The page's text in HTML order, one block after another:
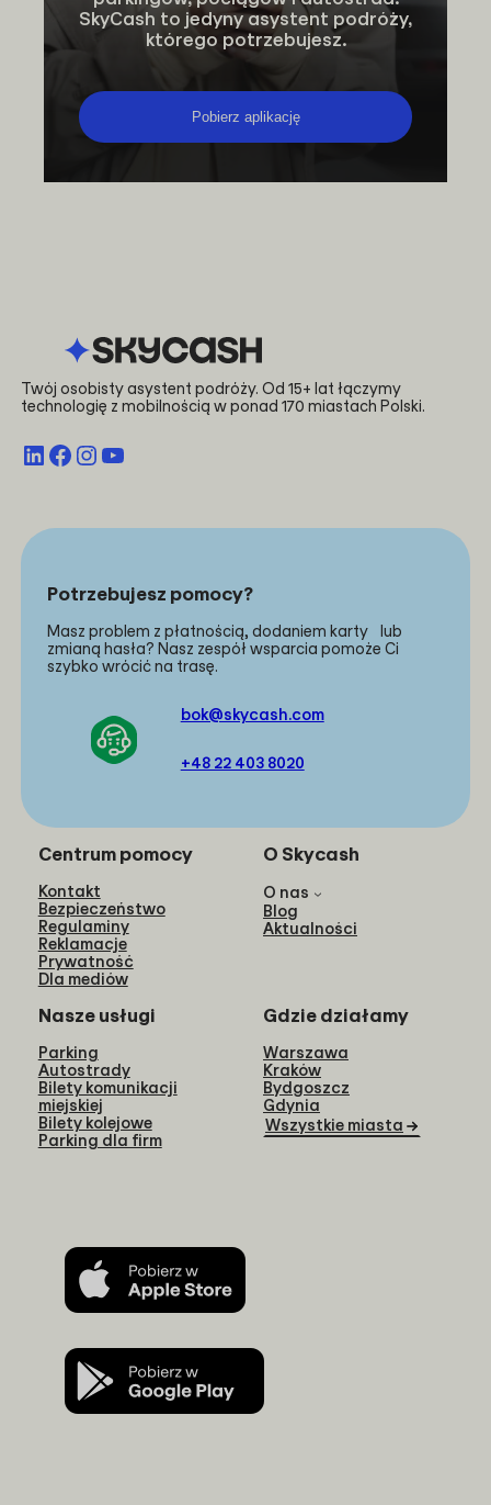
SkyCash to jedyny asystent podróży,
którego potrzebujesz.
Pobierz aplikację
Twój osobisty asystent podróży. Od 15+ lat łączymy
technologię z mobilnością w ponad 170 miastach Polski.
LinkedIn Facebook Instagram YouTube
Potrzebujesz pomocy?
Masz problem z płatnością, dodaniem karty lub
zmianą hasła? Nasz zespół wsparcia pomoże Ci
szybko wrócić na trasę.
bok@skycash.com
+48 22 403 8020
Centrum pomocy
Kontakt
Bezpieczeństwo
Regulaminy
Reklamacje
Prywatność
Dla mediów
O Skycash
O nas
Blog
Aktualności
Nasze usługi
Parking
Autostrady
Bilety komunikacji
miejskiej
Bilety kolejowe
Parking dla firm
Gdzie działamy
Warszawa
Kraków
Bydgoszcz
Gdynia
Wszystkie miasta